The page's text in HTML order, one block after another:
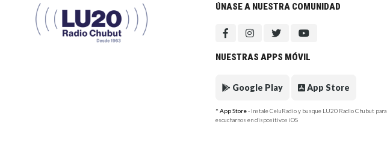
ÚNASE A NUESTRA COMUNIDAD
NUESTRAS APPS MÓVIL
Google Play App Store
* App Store- Instale CeluRadio y busque LU20 Radio Chubut para
escucharnos en dispositivos iOS